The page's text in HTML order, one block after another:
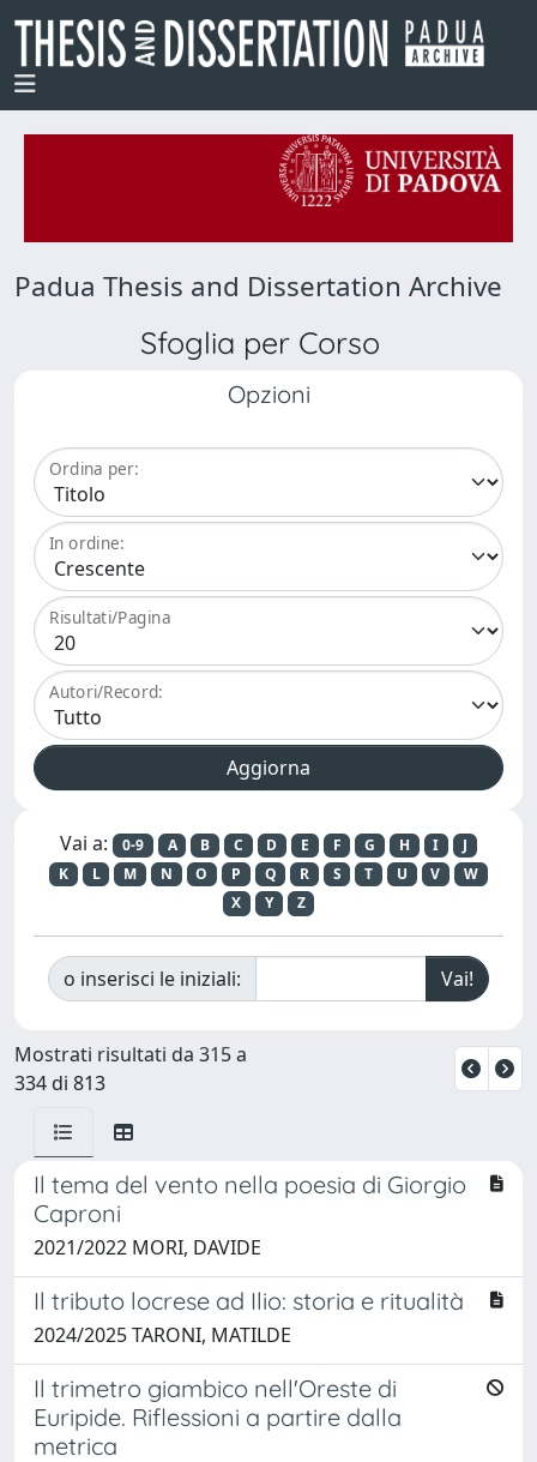
Padua Thesis and Dissertation Archive
Sfoglia per Corso
Opzioni
Ordina per:
In ordine:
Risultati/Pagina
Autori/Record:
Vai a: 0-9 A B C D E F G H I
J
K
L M N O P Q R S T U V
W
X
Y Z
o inserisci le iniziali:
Mostrati risultati da 315 a
334 di 813
Il tema del vento nella poesia di Giorgio
Caproni
2021/2022 MORI, DAVIDE
Il tributo locrese ad Ilio: storia e ritualità
2024/2025 TARONI, MATILDE
Il trimetro giambico nell'Oreste di
Euripide. Riflessioni a partire dalla
metrica